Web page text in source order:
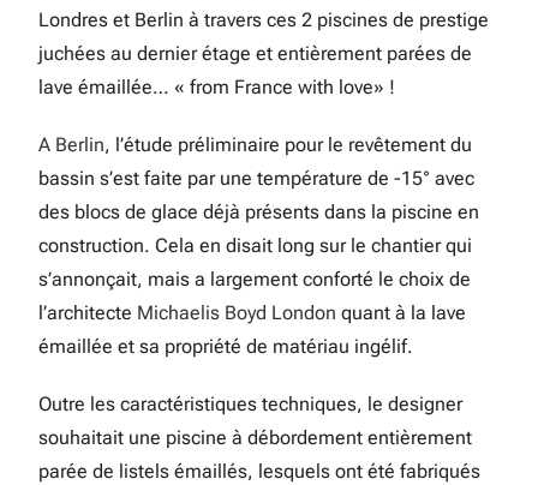
Londres et Berlin à travers ces 2 piscines de prestige
juchées au dernier étage et entièrement parées de
lave émaillée… « from France with love» !
A Berlin, l’étude préliminaire pour le revêtement du
bassin s’est faite par une température de -15° avec
des blocs de glace déjà présents dans la piscine en
construction. Cela en disait long sur le chantier qui
s’annonçait, mais a largement conforté le choix de
l’architecte Michaelis Boyd London quant à la lave
émaillée et sa propriété de matériau ingélif.
Outre les caractéristiques techniques, le designer
souhaitait une piscine à débordement entièrement
parée de listels émaillés, lesquels ont été fabriqués